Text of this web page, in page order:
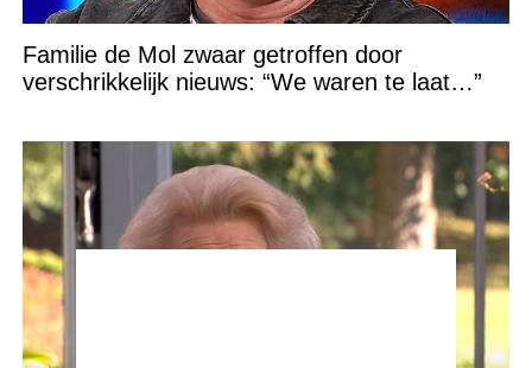
Familie de Mol zwaar getroffen door
verschrikkelijk nieuws: “We waren te laat…”